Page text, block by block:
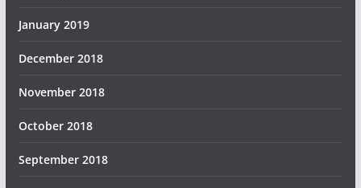
January 2019
December 2018
November 2018
October 2018
September 2018